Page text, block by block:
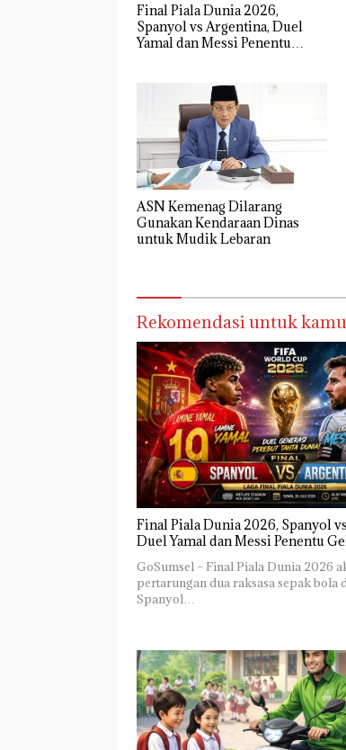
Final Piala Dunia 2026,
Spanyol vs Argentina, Duel
Yamal dan Messi Penentu
ASN Kemenag Dilarang
Gunakan Kendaraan Dinas
untuk Mudik Lebaran
Rekomendasi untuk kamu
Final Piala Dunia 2026, Spanyol
Duel Yamal dan Messi Penentu
GoSumsel – Final Piala Dunia 2026
pertarungan dua raksasa sepak bola
Spanyol…